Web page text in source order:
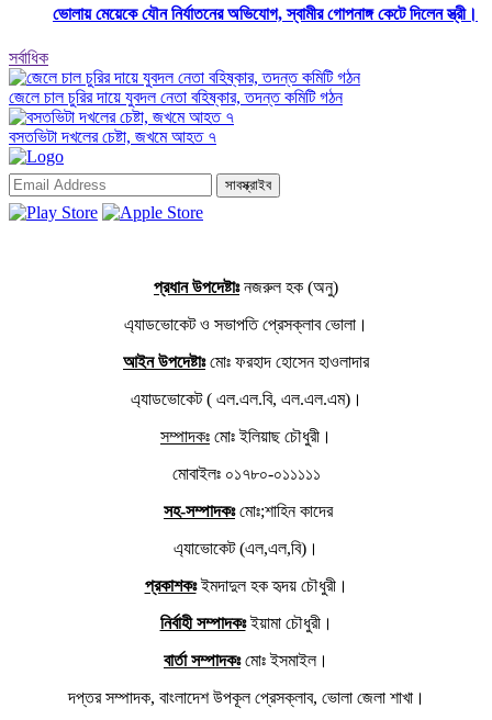
ভোলায় মেয়েকে যৌন নির্যাতনের অভিযোগ, স্বামীর গোপনাঙ্গ কেটে দিলেন স্ত্রী।
সর্বাধিক
জেলে চাল চুরির দায়ে যুবদল নেতা বহিষ্কার, তদন্ত কমিটি গঠন
বসতভিটা দখলের চেষ্টা, জখমে আহত ৭
সাবস্ক্রাইব
প্রধান উপদেষ্টাঃনজরুল হক (অনু)
এ্যাডভোকেট ও সভাপতি প্রেসক্লাব ভোলা।
আইন উপদেষ্টাঃমোঃ ফরহাদ হোসেন হাওলাদার
এ্যাডভোকেট ( এল.এল.বি, এল.এল.এম)।
সম্পাদকঃ মোঃ ইলিয়াছ চৌধুরী।
মোবাইলঃ ০১৭৮০-০১১১১১
সহ-সম্পাদকঃমোঃ;শাহিন কাদের
এ্যাভোকেট (এল,এল,বি)।
প্রকাশকঃইমদাদুল হক হৃদয় চৌধুরী।
নির্বাহী সম্পাদকঃইয়ামা চৌধুরী।
বার্তা সম্পাদকঃমোঃ ইসমাইল।
দপ্তর সম্পাদক, বাংলাদেশ উপকূল প্রেসক্লাব, ভোলা জেলা শাখা।